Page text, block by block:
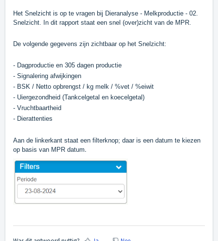
Het Snelzicht is op te vragen bij Dieranalyse - Melkproductie - 02.
Snelzicht. In dit rapport staat een snel (over)zicht van de MPR.
De volgende gegevens zijn zichtbaar op het Snelzicht:
- Dagproductie en 305 dagen productie
- Signalering afwijkingen
- BSK / Netto opbrengst / kg melk / %vet / %eiwit
- Uiergezondheid (Tankcelgetal en koecelgetal)
- Vruchtbaartheid
- Dierattenties
Aan de linkerkant staat een filterknop; daar is een datum te kiezen
op basis van MPR datum.